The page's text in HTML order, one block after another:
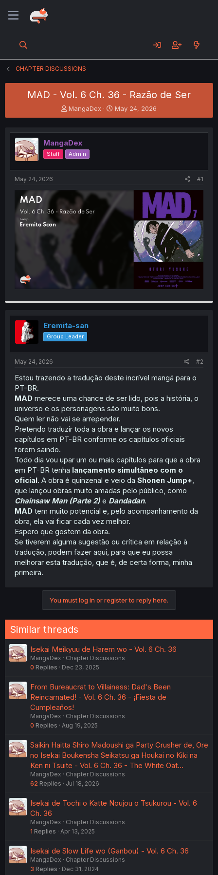
CHAPTER DISCUSSIONS
MAD - Vol. 6 Ch. 36 - Razão de Ser
T
h
e
a
d
s
t
e
r
MangaDex
S
t
r
t
May 24, 2026
MangaDex
Staff Admin
May 24, 2026 #1
Eremita-san
Group Leader
May 24, 2026 #2
Estou trazendo a tradução deste incrível mangá para o
PT-BR.
MAD merece uma chance de ser lido, pois a história, o
universo e os personagens são muito bons.
Quem ler não vai se arrepender.
Pretendo traduzir toda a obra e lançar os novos
capítulos em PT-BR conforme os capítulos oficiais
forem saindo.
Todo dia vou upar um ou mais capítulos para que a obra
em PT-BR tenha lançamento simultâneo com o
oficial. A obra é quinzenal e veio da Shonen Jump+
que lançou obras muito amadas pelo público, como
Chainsaw Man (Parte 2) e Dandadan.
MAD tem muito potencial e, pelo acompanhamento da
obra, ela vai ficar cada vez melhor.
Espero que gostem da obra.
Se tiverem alguma sugestão ou crítica em relação à
tradução, podem fazer aqui, para que eu possa
melhorar esta tradução, que é, de certa forma, minha
primeira.
You must log in or register to reply here.
Similar threads
Isekai Meikyuu de Harem wo - Vol. 6 Ch. 36
MangaDex
Chapter Discussions
0 Replies Dec 23, 2025
From Bureaucrat to Villainess: Dad's Been
Reincarnated! - Vol. 6 Ch. 36 - ¡Fiesta de
Cumpleaños!
MangaDex
Chapter Discussions
0 Replies Aug 19, 2025
Saikin Haitta Shiro Madoushi ga Party Crusher de, Ore
no Isekai Boukensha Seikatsu ga Houkai no Kiki na
Ken ni Tsuite - Vol. 6 Ch. 36 - The White Oat…
MangaDex
Chapter Discussions
62 Replies Jul 18, 2026
Isekai de Tochi o Katte Noujou o Tsukurou - Vol. 6
Ch. 36
MangaDex
Chapter Discussions
1 Replies Apr 13, 2025
Isekai de Slow Life wo (Ganbou) - Vol. 6 Ch. 36
MangaDex
Chapter Discussions
3 Replies Dec 31, 2024